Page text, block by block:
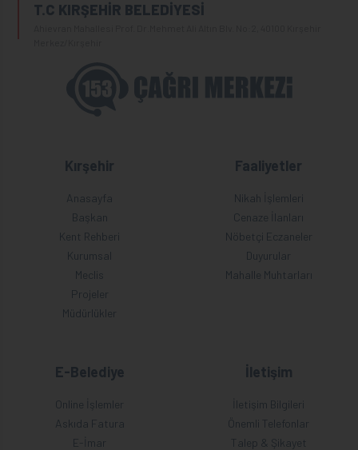
T.C KIRŞEHİR BELEDİYESİ
Kırşehir
Anasayfa
Başkan
Kent Rehberi
Kurumsal
Meclis
Projeler
Müdürlükler
Faaliyetler
Nikah İşlemleri
Cenaze İlanları
Nöbetçi Eczaneler
Duyurular
Mahalle Muhtarları
E-Belediye
Online İşlemler
Askıda Fatura
E-İmar
İletişim
İletişim Bilgileri
Önemli Telefonlar
Talep & Şikayet